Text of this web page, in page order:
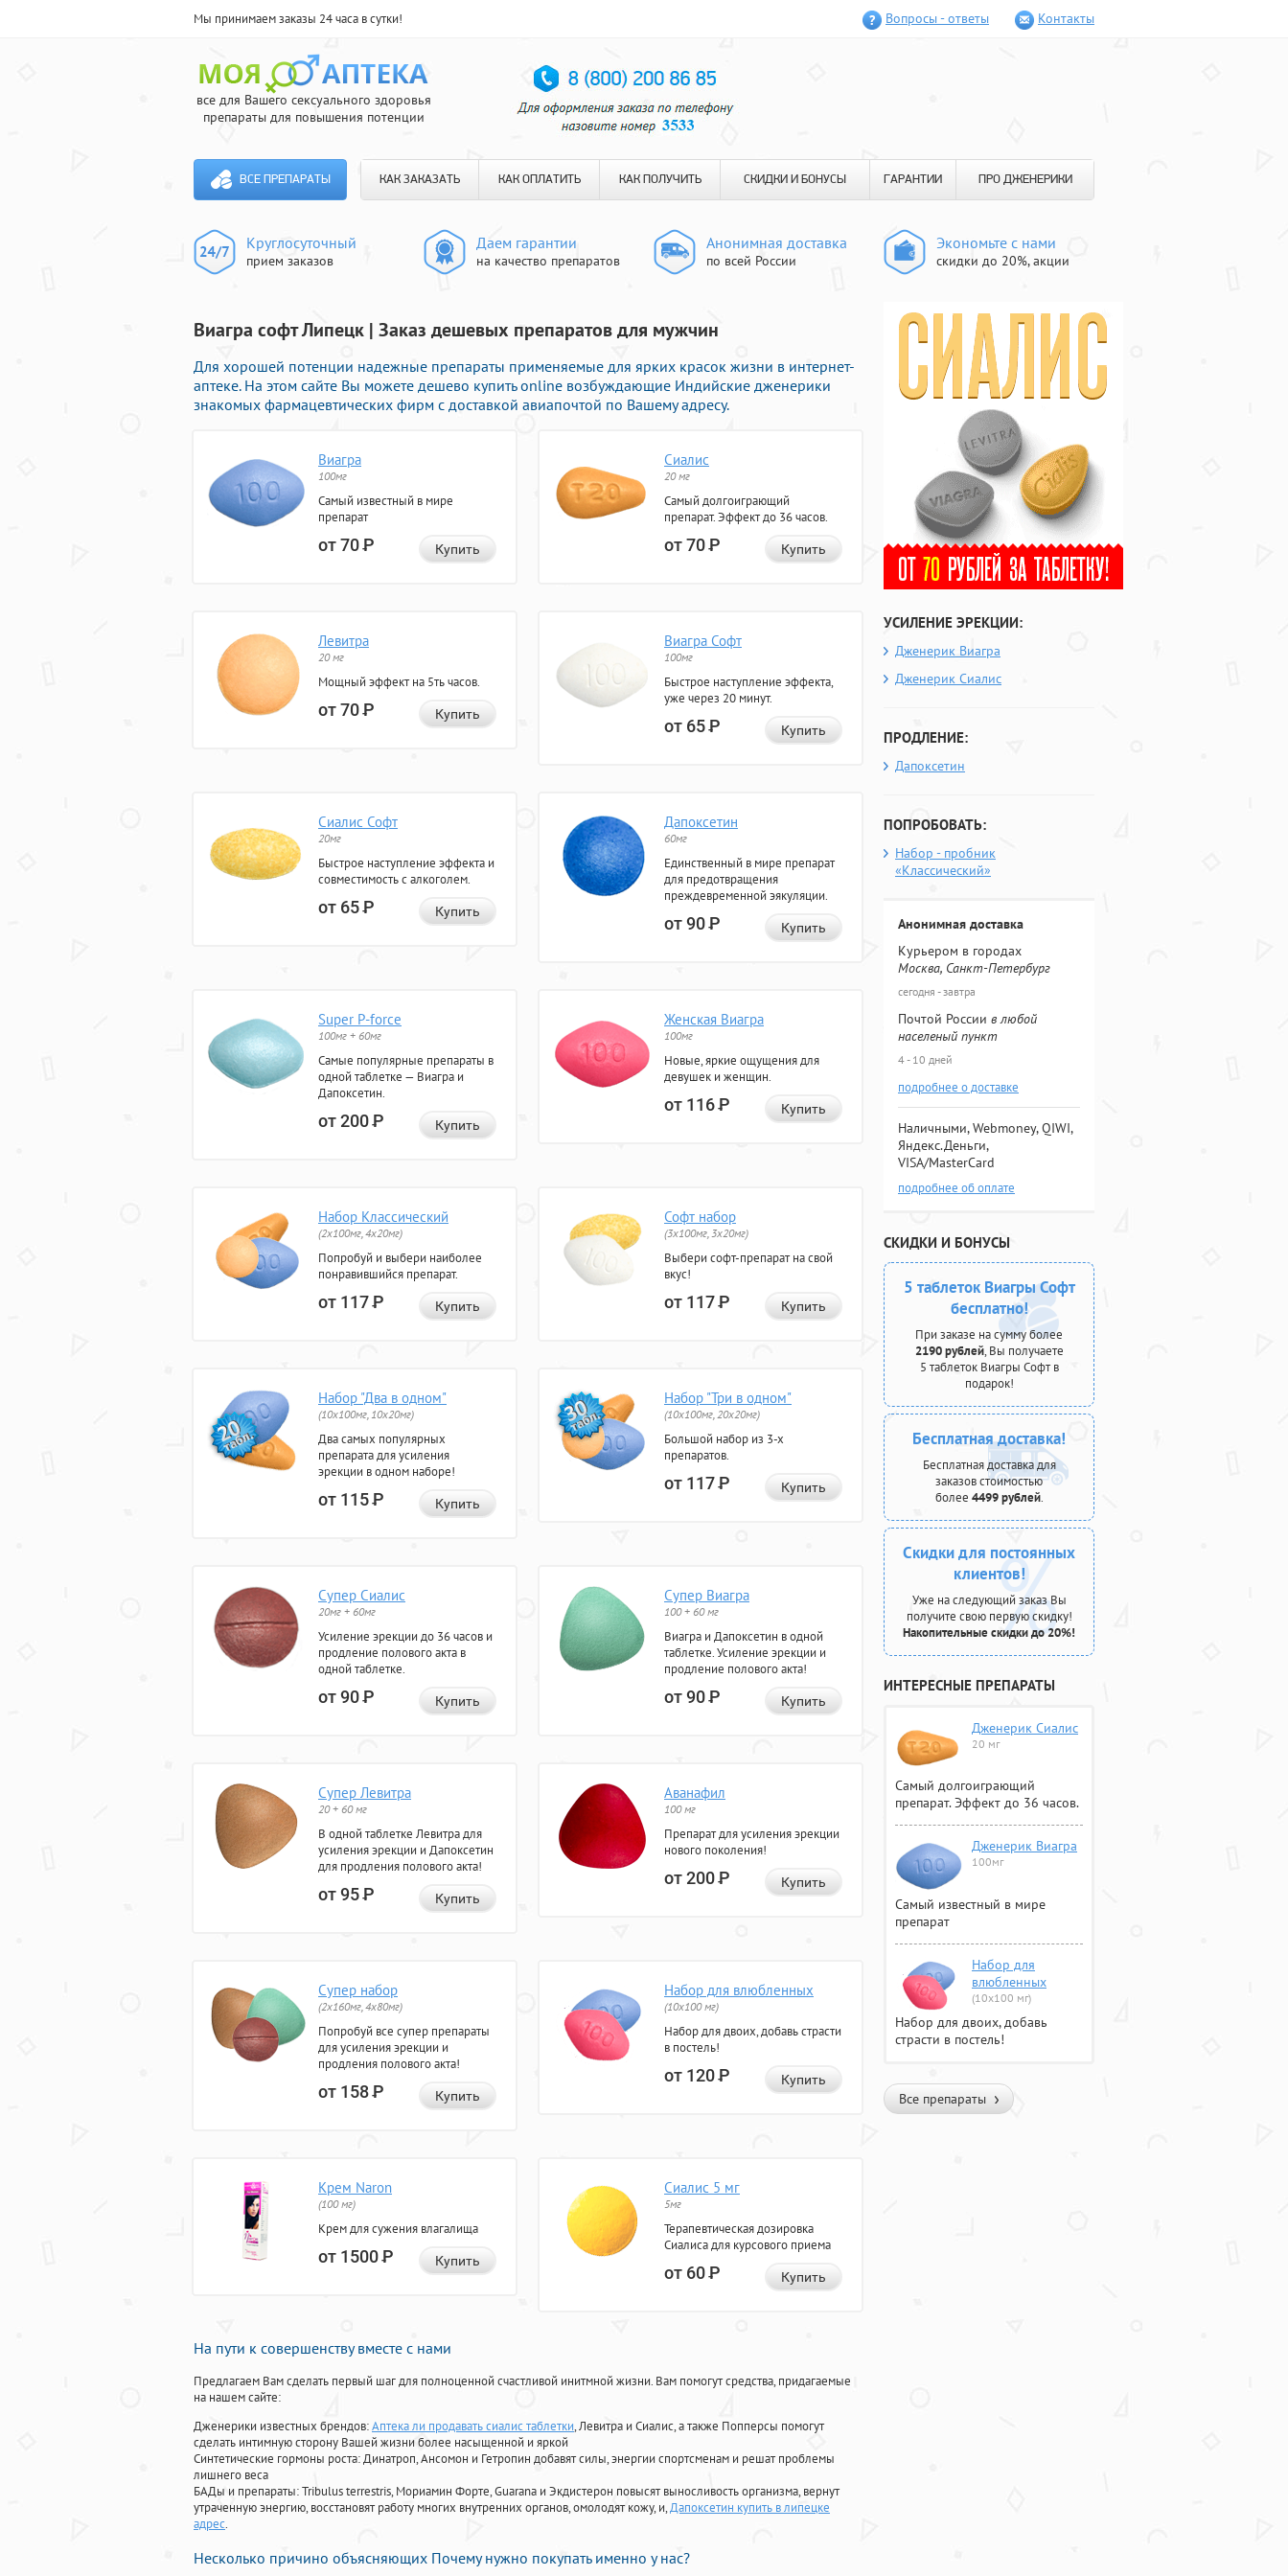
Мы принимаем заказы 24 часа в сутки! Вопросы - ответы Контакты
все для Вашего сексуального здоровья
препараты для повышения потенции
ВСЕ ПРЕПАРАТЫ КАК ЗАКАЗАТЬ КАК ОПЛАТИТЬ КАК ПОЛУЧИТЬ СКИДКИ И БОНУСЫ ГАРАНТИИ ПРО ДЖЕНЕРИКИ
Круглосуточный
прием заказов
Даем гарантии
на качество препаратов
Анонимная доставка
по всей России
Экономьте с нами
скидки до 20%, акции
Виагра софт Липецк | Заказ дешевых препаратов для мужчин
Для хорошей потенции надежные препараты применяемые для ярких красок жизни в интернет-
аптеке. На этом сайте Вы можете дешево купить online возбуждающие Индийские дженерики
знакомых фармацевтических фирм с доставкой авиапочтой по Вашему адресу.
Виагра
100мг
Самый известный в мире
препарат
от 70Р Купить
Сиалис
20 мг
Самый долгоиграющий
препарат. Эффект до 36 часов.
от 70Р Купить
Левитра
20 мг
Мощный эффект на 5ть часов.
от 70Р Купить
Виагра Софт
100мг
Быстрое наступление эффекта,
уже через 20 минут.
от 65Р Купить
Сиалис Софт
20мг
Быстрое наступление эффекта и
совместимость с алкоголем.
от 65Р Купить
Дапоксетин
60мг
Единственный в мире препарат
для предотвращения
преждевременной эякуляции.
от 90Р Купить
Super P-force
100мг + 60мг
Самые популярные препараты в
одной таблетке — Виагра и
Дапоксетин.
от 200Р Купить
Женская Виагра
100мг
Новые, яркие ощущения для
девушек и женщин.
от 116Р Купить
Набор Классический
(2x100мг, 4x20мг)
Попробуй и выбери наиболее
понравившийся препарат.
от 117Р Купить
Софт набор
(3x100мг, 3x20мг)
Выбери софт-препарат на свой
вкус!
от 117Р Купить
Набор "Два в одном"
(10x100мг, 10x20мг)
Два самых популярных
препарата для усиления
эрекции в одном наборе!
от 115Р Купить
Набор "Три в одном"
(10x100мг, 20x20мг)
Большой набор из 3-х
препаратов.
от 117Р Купить
Супер Сиалис
20мг + 60мг
Усиление эрекции до 36 часов и
продление полового акта в
одной таблетке.
от 90Р Купить
Супер Виагра
100 + 60 мг
Виагра и Дапоксетин в одной
таблетке. Усиление эрекции и
продление полового акта!
от 90Р Купить
Супер Левитра
20 + 60 мг
В одной таблетке Левитра для
усиления эрекции и Дапоксетин
для продления полового акта!
от 95Р Купить
Аванафил
100 мг
Препарат для усиления эрекции
нового поколения!
от 200Р Купить
Супер набор
(2х160мг, 4х80мг)
Попробуй все супер препараты
для усиления эрекции и
продления полового акта!
от 158Р Купить
Набор для влюбленных
(10х100 мг)
Набор для двоих, добавь страсти
в постель!
от 120Р Купить
Крем Naron
(100 мг)
Крем для сужения влагалища
от 1500Р Купить
Сиалис 5 мг
5мг
Терапевтическая дозировка
Сиалиса для курсового приема
от 60Р Купить
На пути к совершенству вместе с нами
Предлагаем Вам сделать первый шаг для полноценной счастливой инитмной жизни. Вам помогут средства, придагаемые
на нашем сайте:
Дженерики известных брендов:Аптека ли продавать сиалис таблетки, Левитра и Сиалис, а также Попперсы помогут
сделать интимную сторону Вашей жизни более насыщенной и яркой
Синтетические гормоны роста: Динатроп, Ансомон и Гетропин добавят силы, энергии спортсменам и решат проблемы
лишнего веса
БАДы и препараты:Tribulus terrestris, Мориамин Форте, Guarana и Экдистерон повысят выносливость организма, вернут
утраченную энергию, восстановят работу многих внутренних органов, омолодят кожу, и,Дапоксетин купить в липецке
адрес.
Несколько причино объясняющих Почему нужно покупать именно у нас?
УСИЛЕНИЕ ЭРЕКЦИИ:
Дженерик Виагра
Дженерик Сиалис
ПРОДЛЕНИЕ:
Дапоксетин
ПОПРОБОВАТЬ:
Набор - пробник
«Классический»
Анонимная доставка
Курьером в городах
Москва, Санкт-Петербург
сегодня - завтра
Почтой России в любой
населеный пункт
4 - 10 дней
подробнее о доставке
Наличными, Webmoney, QIWI,
Яндекс.Деньги,
VISA/MasterCard
подробнее об оплате
СКИДКИ И БОНУСЫ
5 таблеток Виагры Софт
бесплатно!
При заказе на сумму более
2190 рублей, Вы получаете
5 таблеток Виагры Софт в
подарок!
Бесплатная доставка!
Бесплатная доставка для
заказов стоимостью
более 4499 рублей.
Скидки для постоянных
клиентов!
Уже на следующий заказ Вы
получите свою первую скидку!
Накопительные скидки до 20%!
ИНТЕРЕСНЫЕ ПРЕПАРАТЫ
Дженерик Сиалис
20 мг
Самый долгоиграющий
препарат. Эффект до 36 часов.
Дженерик Виагра
100мг
Самый известный в мире
препарат
Набор для
влюбленных
(10х100 мг)
Набор для двоих, добавь
страсти в постель!
Все препараты